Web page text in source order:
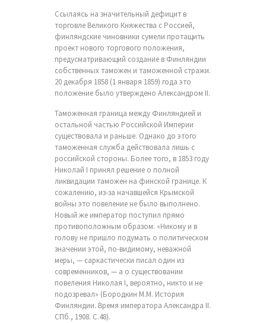
Ссылаясь на значительный дефицит в
торговле Великого Княжества с Россией,
финляндские чиновники сумели протащить
проект нового торгового положения,
предусматривающий создание в Финляндии
собственных таможен и таможенной стражи.
20 декабря 1858 (1 января 1859) года это
положение было утверждено Александром II.
Таможенная граница между Финляндией и
остальной частью Российской Империи
существовала и раньше. Однако до этого
таможенная служба действовала лишь с
российской стороны. Более того, в 1853 году
Николай I принял решение о полной
ликвидации таможен на финской границе. К
сожалению, из-за начавшейся Крымской
войны это повеление не было выполнено.
Новый же император поступил прямо
противоположным образом. «Никому и в
голову не пришло подумать о политическом
значении этой, по-видимому, неважной
меры, — саркастически писал один из
современников, — а о существовании
повеления Николая I, вероятно, никто и не
подозревал» (Бородкин М.М. История
Финляндии. Время императора Александра II.
СПб., 1908. С.48).